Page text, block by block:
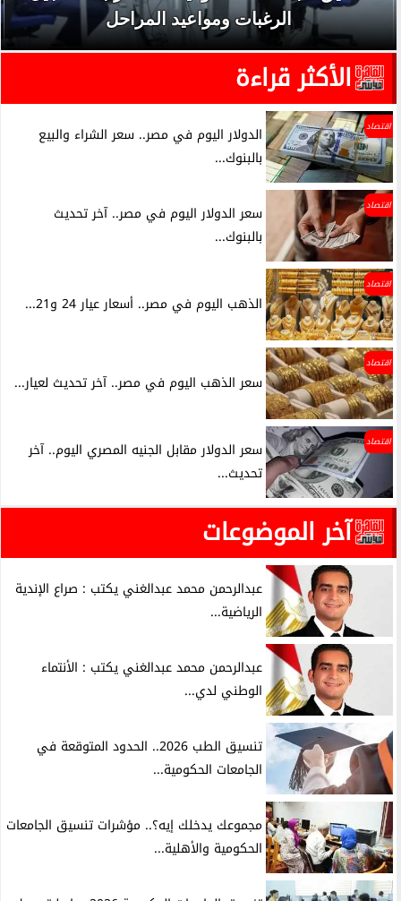
الرغبات ومواعيد المراحل
الأكثر قراءة
اقتصاد
الدولار اليوم في مصر.. سعر الشراء والبيع
بالبنوك...
اقتصاد
سعر الدولار اليوم في مصر.. آخر تحديث
بالبنوك...
اقتصاد
الذهب اليوم في مصر.. أسعار عيار 24 و21...
اقتصاد
سعر الذهب اليوم في مصر.. آخر تحديث لعيار...
اقتصاد
سعر الدولار مقابل الجنيه المصري اليوم.. آخر
تحديث...
آخر الموضوعات
عبدالرحمن محمد عبدالغني يكتب : صراع الإندية
الرياضية...
عبدالرحمن محمد عبدالغني يكتب : الأنتماء
الوطني لدي...
تنسيق الطب 2026.. الحدود المتوقعة في
الجامعات الحكومية...
مجموعك يدخلك إيه؟.. مؤشرات تنسيق الجامعات
الحكومية والأهلية...